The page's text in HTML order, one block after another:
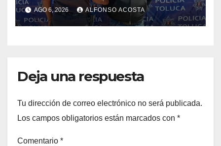
AGO 6, 2026 ALFONSO ACOSTA
Deja una respuesta
Tu dirección de correo electrónico no será publicada.
Los campos obligatorios están marcados con *
Comentario *